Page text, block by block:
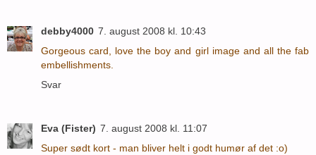
debby4000 7. august 2008 kl. 10:43
Gorgeous card, love the boy and girl image and all the fab
embellishments.
Svar
Eva (Fister) 7. august 2008 kl. 11:07
Super sødt kort - man bliver helt i godt humør af det :o)